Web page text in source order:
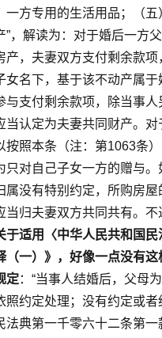
一方专用的生活用品；（五
”，解读为：对于婚后一方
产，夫妻双方支付剩余款项
女名下，基于该不动产属于
与支付剩余款项，除当事人
当认定为夫妻共同财产。对
按照本条（注：第1063条
只对自己子女一方的赠与。
属没有特别约定，所购房屋
当归夫妻双方共同共有。不
于适用〈中华人民共和国
（一）》，好像一点没有
定：“当事人结婚后，父母
照约定处理；没有约定或者
法典第一千零六十二条第一